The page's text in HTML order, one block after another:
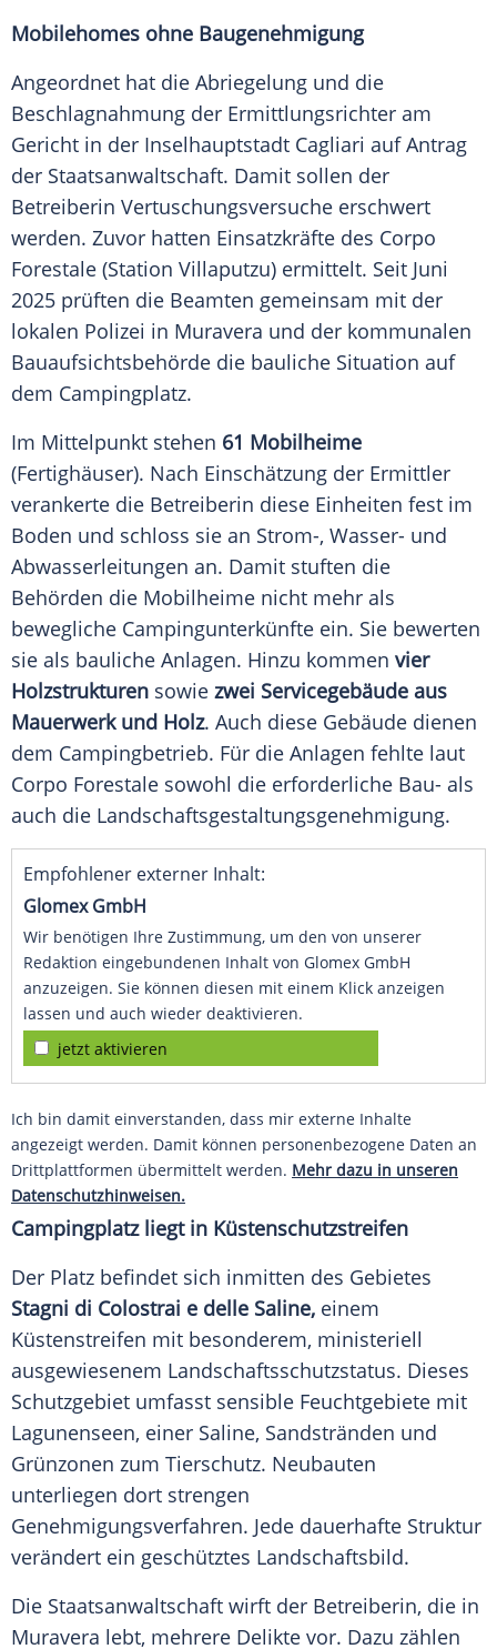
Mobilehomes ohne Baugenehmigung
Angeordnet hat die Abriegelung und die
Beschlagnahmung der Ermittlungsrichter am
Gericht in der Inselhauptstadt Cagliari auf Antrag
der Staatsanwaltschaft. Damit sollen der
Betreiberin Vertuschungsversuche erschwert
werden. Zuvor hatten Einsatzkräfte des Corpo
Forestale (Station Villaputzu) ermittelt. Seit Juni
2025 prüften die Beamten gemeinsam mit der
lokalen Polizei in Muravera und der kommunalen
Bauaufsichtsbehörde die bauliche Situation auf
dem Campingplatz.
Im Mittelpunkt stehen 61 Mobilheime
(Fertighäuser). Nach Einschätzung der Ermittler
verankerte die Betreiberin diese Einheiten fest im
Boden und schloss sie an Strom-, Wasser- und
Abwasserleitungen an. Damit stuften die
Behörden die Mobilheime nicht mehr als
bewegliche Campingunterkünfte ein. Sie bewerten
sie als bauliche Anlagen. Hinzu kommen vier
Holzstrukturen sowie zwei Servicegebäude aus
Mauerwerk und Holz. Auch diese Gebäude dienen
dem Campingbetrieb. Für die Anlagen fehlte laut
Corpo Forestale sowohl die erforderliche Bau- als
auch die Landschaftsgestaltungsgenehmigung.
Empfohlener externer Inhalt:
Glomex GmbH
Wir benötigen Ihre Zustimmung, um den von unserer
Redaktion eingebundenen Inhalt von Glomex GmbH
anzuzeigen. Sie können diesen mit einem Klick anzeigen
lassen und auch wieder deaktivieren.
jetzt aktivieren
Ich bin damit einverstanden, dass mir externe Inhalte
angezeigt werden. Damit können personenbezogene Daten an
Drittplattformen übermittelt werden. Mehr dazu in unseren
Datenschutzhinweisen.
Campingplatz liegt in Küstenschutzstreifen
Der Platz befindet sich inmitten des Gebietes
Stagni di Colostrai e delle Saline, einem
Küstenstreifen mit besonderem, ministeriell
ausgewiesenem Landschaftsschutzstatus. Dieses
Schutzgebiet umfasst sensible Feuchtgebiete mit
Lagunenseen, einer Saline, Sandstränden und
Grünzonen zum Tierschutz. Neubauten
unterliegen dort strengen
Genehmigungsverfahren. Jede dauerhafte Struktur
verändert ein geschütztes Landschaftsbild.
Die Staatsanwaltschaft wirft der Betreiberin, die in
Muravera lebt, mehrere Delikte vor. Dazu zählen